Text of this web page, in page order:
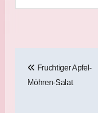
Fruchtiger Apfel-
Möhren-Salat